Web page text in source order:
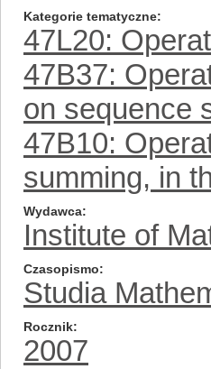
Kategorie tematyczne
47L20:
47B37:
on sequence
47B10:
summing, in
Wydawca
Institute of
Czasopismo
Studia
Rocznik
2007